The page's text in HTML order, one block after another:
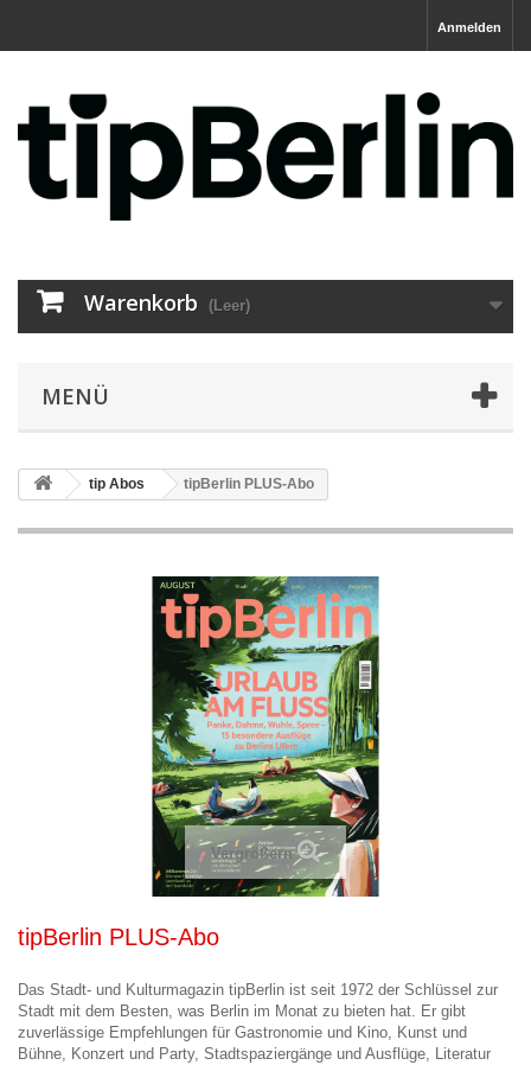
Anmelden
Warenkorb (Leer)
MENÜ
tip Abos tipBerlin PLUS-Abo
Vergrößern
tipBerlin PLUS-Abo
Das Stadt- und Kulturmagazin tipBerlin ist seit 1972 der Schlüssel zur
Stadt mit dem Besten, was Berlin im Monat zu bieten hat. Er gibt
zuverlässige Empfehlungen für Gastronomie und Kino, Kunst und
Bühne, Konzert und Party, Stadtspaziergänge und Ausflüge, Literatur